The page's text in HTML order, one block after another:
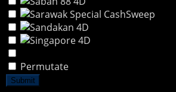
Permutate
Submit